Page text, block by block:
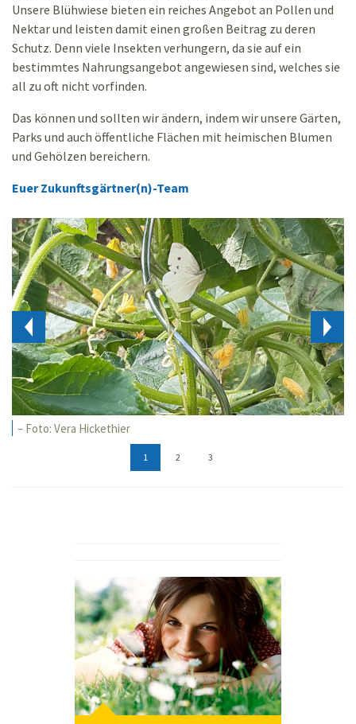
Unsere Blühwiese bieten ein reiches Angebot an Pollen und
Nektar und leisten damit einen großen Beitrag zu deren
Schutz. Denn viele Insekten verhungern, da sie auf ein
bestimmtes Nahrungsangebot angewiesen sind, welches sie
all zu oft nicht vorfinden.
Das können und sollten wir ändern, indem wir unsere Gärten,
Parks und auch öffentliche Flächen mit heimischen Blumen
und Gehölzen bereichern.
Euer Zukunftsgärtner(n)-Team
– Foto: Vera Hickethier
1 2 3